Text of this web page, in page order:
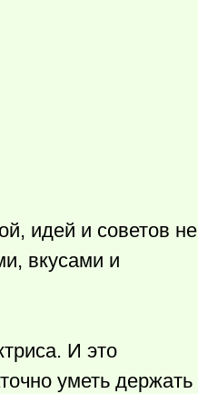
идей и советов не
вкусами и
И это
уметь держать